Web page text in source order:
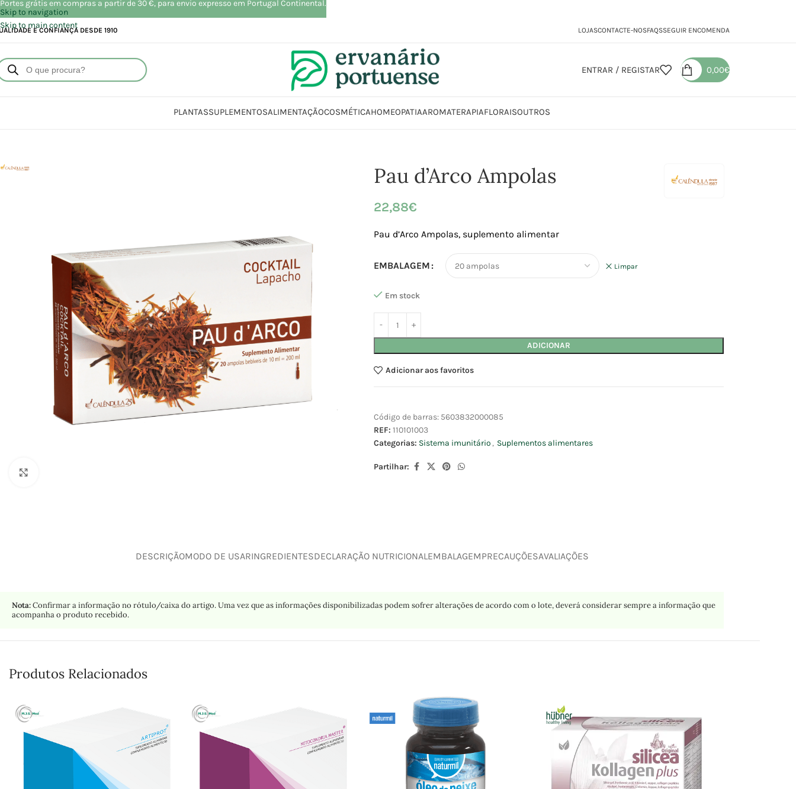
Skip to navigation
Skip to main content
E CONFIANÇA DESDE 1910 LOJASCONTACTE-NOSFAQSSEGUIR ENCOMENDA
ENTRAR / REGISTAR 0,00€
PLANTASSUPLEMENTOSALIMENTAÇÃOCOSMÉTICAHOMEOPATIAAROMATERAPIAFLORAISOUTROS
Pau d’Arco Ampolas
22,88€
Pau d’Arco Ampolas, suplemento alimentar
EMBALAGEM Limpar
Em stock
ADICIONAR
Adicionar aos favoritos
Código de barras: 5603832000085
REF: 110101003
Categorias: Sistema imunitário , Suplementos alimentares
Partilhar:
DESCRIÇÃOMODO DE USARINGREDIENTESDECLARAÇÃO NUTRICIONAL EMBALAGEMPRECAUÇÕESAVALIAÇÕES
Nota:Confirmar a informação no rótulo/caixa do artigo. Uma vez que as informações disponibilizadas podem sofrer alterações de acordo com o lote, deverá considerar sempre a informação que
acompanha o produto recebido.
Produtos Relacionados
Portes grátis em compras a partir de 30 €, para envio expresso em Portugal Continental.